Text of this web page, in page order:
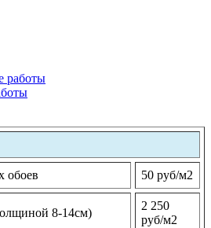
работы
обоев 50 руб/м2
8-14см)
2 250
руб/м2